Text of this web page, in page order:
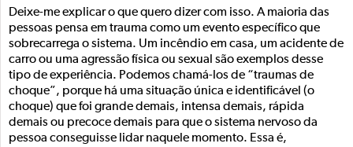
Deixe-me explicar o que quero dizer com isso. A maioria das
pessoas pensa em trauma como um evento específico que
sobrecarrega o sistema. Um incêndio em casa, um acidente de
carro ou uma agressão física ou sexual são exemplos desse
tipo de experiência. Podemos chamá-los de “traumas de
choque”, porque há uma situação única e identificável (o
choque) que foi grande demais, intensa demais, rápida
demais ou precoce demais para que o sistema nervoso da
pessoa conseguisse lidar naquele momento. Essa é,